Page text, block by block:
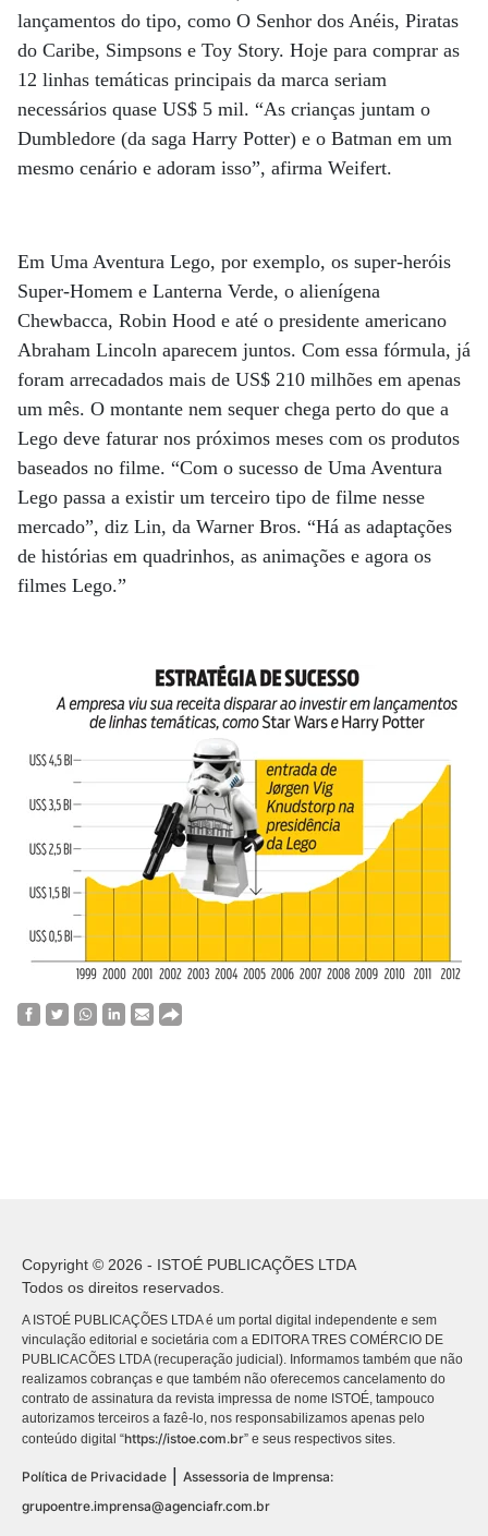
lançamentos do tipo, como O Senhor dos Anéis, Piratas
do Caribe, Simpsons e Toy Story. Hoje para comprar as
12 linhas temáticas principais da marca seriam
necessários quase US$ 5 mil. “As crianças juntam o
Dumbledore (da saga Harry Potter) e o Batman em um
mesmo cenário e adoram isso”, afirma Weifert.
Em Uma Aventura Lego, por exemplo, os super-heróis
Super-Homem e Lanterna Verde, o alienígena
Chewbacca, Robin Hood e até o presidente americano
Abraham Lincoln aparecem juntos. Com essa fórmula, já
foram arrecadados mais de US$ 210 milhões em apenas
um mês. O montante nem sequer chega perto do que a
Lego deve faturar nos próximos meses com os produtos
baseados no filme. “Com o sucesso de Uma Aventura
Lego passa a existir um terceiro tipo de filme nesse
mercado”, diz Lin, da Warner Bros. “Há as adaptações
de histórias em quadrinhos, as animações e agora os
filmes Lego.”
Copyright © 2026 - ISTOÉ PUBLICAÇÕES LTDA
Todos os direitos reservados.
A ISTOÉ PUBLICAÇÕES LTDA é um portal digital independente e sem
vinculação editorial e societária com a EDITORA TRES COMÉRCIO DE
PUBLICACÕES LTDA (recuperação judicial). Informamos também que não
realizamos cobranças e que também não oferecemos cancelamento do
contrato de assinatura da revista impressa de nome ISTOÉ, tampouco
autorizamos terceiros a fazê-lo, nos responsabilizamos apenas pelo
conteúdo digital “https://istoe.com.br” e seus respectivos sites.
Política de Privacidade | Assessoria de Imprensa:
grupoentre.imprensa@agenciafr.com.br